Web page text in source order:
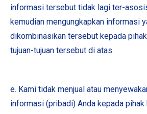
informasi tersebut tidak lagi ter-
kemudian mengungkapkan informasi
dikombinasikan tersebut kepada
tujuan-tujuan tersebut di atas.
e. Kami tidak menjual atau
informasi (pribadi) Anda kepada pihak